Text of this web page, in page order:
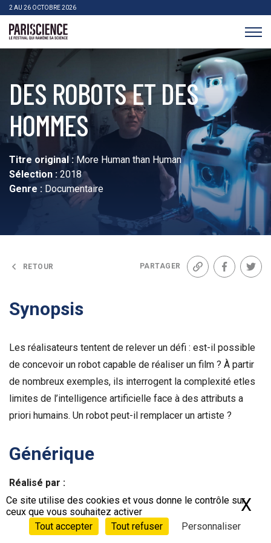
>Aller au contenu
2 AU 26 OCTOBRE 2026
DES ROBOTS ET DES
HOMMES
Titre original : More Human than Human
Sélection : 2018
Genre : Documentaire
RETOUR PARTAGER
Lien Facebook
Synopsis
Les réalisateurs tentent de relever un défi : est-il possible
de concevoir un robot capable de réaliser un film ? À partir
de nombreux exemples, ils interrogent la complexité etles
limites de l’intelligence artificielle face à des attributs a
priori humains. Un robot peut-il remplacer un artiste ?
Générique
Réalisé par :
Tommy Pallota , Femke Wolting
Écrit par :
Panneau de gestion des cookies
Ce site utilise des cookies et vous donne le contrôle sur
ceux que vous souhaitez activer
Tout accepter
Tout refuser Personnaliser
X